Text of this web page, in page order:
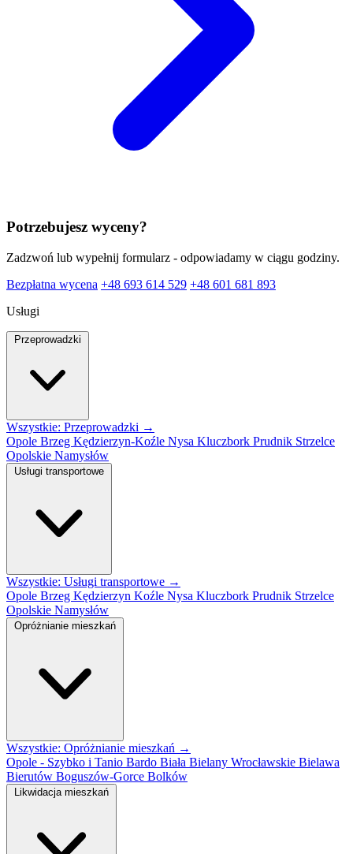
Potrzebujesz wyceny?
Zadzwoń lub wypełnij formularz - odpowiadamy w ciągu godziny.
Bezpłatna wycena +48 693 614 529 +48 601 681 893
Usługi
Przeprowadzki
Wszystkie: Przeprowadzki →
Opole Brzeg Kędzierzyn-Koźle Nysa Kluczbork Prudnik Strzelce
Opolskie Namysłów
Usługi transportowe
Wszystkie: Usługi transportowe →
Opole Brzeg Kędzierzyn Koźle Nysa Kluczbork Prudnik Strzelce
Opolskie Namysłów
Opróżnianie mieszkań
Wszystkie: Opróżnianie mieszkań →
Opole - Szybko i Tanio Bardo Biała Bielany Wrocławskie Bielawa
Bierutów Boguszów-Gorce Bolków
Likwidacja mieszkań